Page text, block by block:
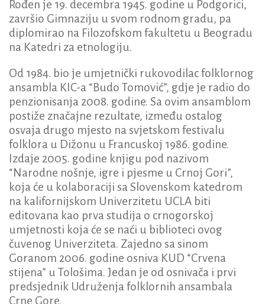
Rođen je 19. decembra 1945. godine u Podgorici,
završio Gimnaziju u svom rodnom gradu, pa
diplomirao na Filozofskom fakultetu u Beogradu
na Katedri za etnologiju.
Od 1984. bio je umjetnički rukovodilac folklornog
ansambla KIC-a “Budo Tomović”, gdje je radio do
penzionisanja 2008. godine. Sa ovim ansamblom
postiže značajne rezultate, između ostalog
osvaja drugo mjesto na svjetskom festivalu
folklora u Dižonu u Francuskoj 1986. godine.
Izdaje 2005. godine knjigu pod nazivom
“Narodne nošnje, igre i pjesme u Crnoj Gori”,
koja će u kolaboraciji sa Slovenskom katedrom
na kalifornijskom Univerzitetu UCLA biti
editovana kao prva studija o crnogorskoj
umjetnosti koja će se naći u biblioteci ovog
čuvenog Univerziteta. Zajedno sa sinom
Goranom 2006. godine osniva KUD “Crvena
stijena” u Tološima. Jedan je od osnivača i prvi
predsjednik Udruženja folklornih ansambala
Crne Gore.